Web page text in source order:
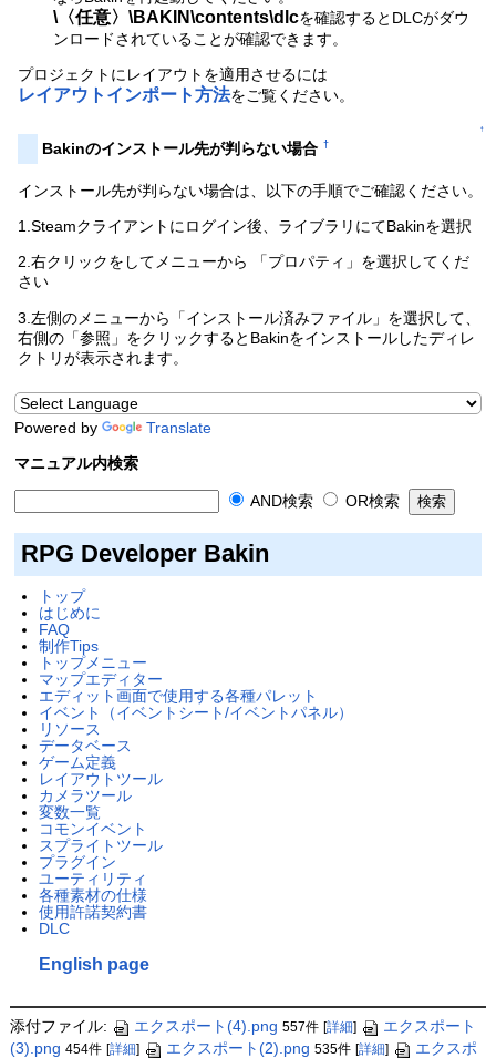
\〈任意〉\BAKIN\contents\dlcを確認するとDLCがダウ
ンロードされていることが確認できます。
プロジェクトにレイアウトを適用させるには
レイアウトインポート方法をご覧ください。
↑
Bakinのインストール先が判らない場合 †
インストール先が判らない場合は、以下の手順でご確認ください。
1.Steamクライアントにログイン後、ライブラリにてBakinを選択
2.右クリックをしてメニューから 「プロパティ」を選択してくだ
さい
3.左側のメニューから「インストール済みファイル」を選択して、
右側の「参照」をクリックするとBakinをインストールしたディレ
クトリが表示されます。
Powered by
Translate
マニュアル内検索
AND検索 OR検索
RPG Developer Bakin
トップ
はじめに
FAQ
制作Tips
トップメニュー
マップエディター
エディット画面で使用する各種パレット
イベント（イベントシート/イベントパネル）
リソース
データベース
ゲーム定義
レイアウトツール
カメラツール
変数一覧
コモンイベント
スプライトツール
プラグイン
ユーティリティ
各種素材の仕様
使用許諾契約書
DLC
English page
添付ファイル: エクスポート(4).png 557件 詳細
エクスポート
(3).png 454件 詳細 エクスポート(2).png 535件 詳細 エクスポ